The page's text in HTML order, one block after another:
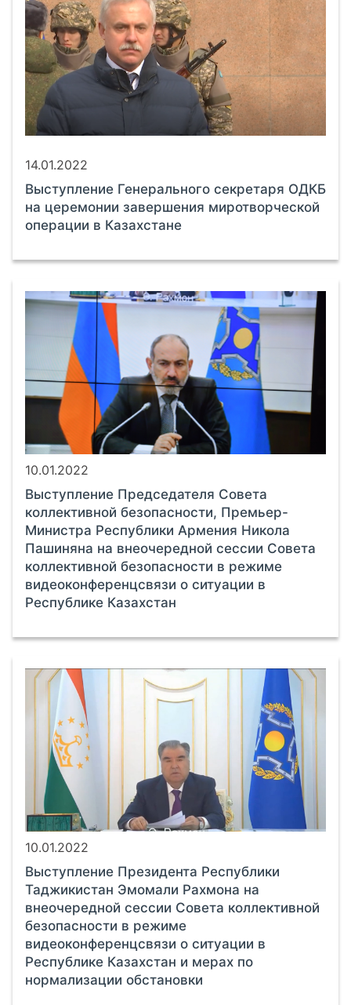
14.01.2022
Выступление Генерального секретаря ОДКБ
на церемонии завершения миротворческой
операции в Казахстане
10.01.2022
Выступление Председателя Совета
коллективной безопасности, Премьер-
Министра Республики Армения Никола
Пашиняна на внеочередной сессии Совета
коллективной безопасности в режиме
видеоконференцсвязи о ситуации в
Республике Казахстан
10.01.2022
Выступление Президента Республики
Таджикистан Эмомали Рахмона на
внеочередной сессии Совета коллективной
безопасности в режиме
видеоконференцсвязи о ситуации в
Республике Казахстан и мерах по
нормализации обстановки